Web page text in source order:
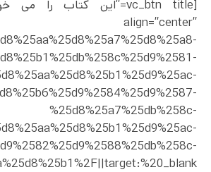
align=”center”
%25d8%25a7%25db%258c-